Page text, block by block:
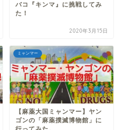
バコ『キンマ』に挑戦してみ
た！
2020年3月15日
ミャンマー
【麻薬大国ミャンマー】ヤン
ゴンの「麻薬撲滅博物館」に